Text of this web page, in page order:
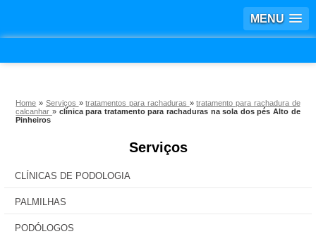
MENU
Home » Serviços »tratamentos para rachaduras »tratamento para rachadura de
calcanhar » clínica para tratamento para rachaduras na sola dos pés Alto de
Pinheiros
Serviços
CLÍNICAS DE PODOLOGIA
PALMILHAS
PODÓLOGOS